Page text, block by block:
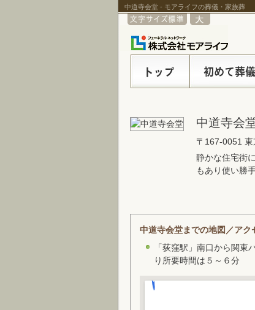
中道寺会堂 - モアライフの葬儀・家族葬
中道寺会
〒167-0051
静かな住宅街
もあり使い勝
中道寺会堂までの地図／アク
「荻窪駅」南口から関
り所要時間は５～６分